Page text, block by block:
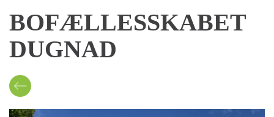
BOFÆLLESSKABET
DUGNAD